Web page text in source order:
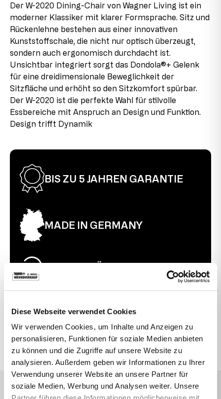
Diese Webseite verwendet Cookies
Wir verwenden Cookies, um Inhalte und Anzeigen zu
personalisieren, Funktionen für soziale Medien anbieten
zu können und die Zugriffe auf unsere Website zu
analysieren. Außerdem geben wir Informationen zu Ihrer
Verwendung unserer Website an unsere Partner für
soziale Medien, Werbung und Analysen weiter. Unsere
max. Nutzungsdauer 8 h
Rückenlehnenhöhe 36 cm
Sitzbreite
Sitzhöhe 47 cm
42 cm
86863 Langenneufnach
E-Mail: info@topstar.de
Telefon: 08239/789-0
Dieses Modell trägt das GS-Zeichen der Intertek in
Fürth und erfüllt in diesem Zusammenhang sämtliche
sicherheitsrelevanten Voraussetzungen.
Neuware mit Auslaufteilen
Dieses Produkt ist neu, enthält jedoch Teile, die aus
Restbeständen stammen, die aufgrund von
Sortimentänderungen oder Lieferantenwechseln nicht
mehr nachproduziert werden. Diese Auslaufteile
werden in den Produkten verbaut, was uns ermöglicht,
das Produkt zu günstigen Konditionen anzubieten.
2. Wahl
Dieser Artikel wurde bereits als Ausstellungsstück
verwendet. Es können leichte Montagespuren an den
Verbindungsstücken vorhanden sein, die jedoch im
Stuhl ist voll funktionstüchtig.
Der W-2020 Dining-Chair von Wagner Living ist ein
moderner Klassiker mit klarer Formsprache. Sitz und
Rückenlehne bestehen aus einer innovativen
Kunststoffschale, die nicht nur optisch überzeugt,
sondern auch ergonomisch durchdacht ist.
Unsichtbar integriert sorgt das Dondola®+ Gelenk
für eine dreidimensionale Beweglichkeit der
Sitzfläche und erhöht so den Sitzkomfort spürbar.
Der W-2020 ist die perfekte Wahl für stilvolle
Essbereiche mit Anspruch an Design und Funktion.
Design trifft Dynamik
BIS ZU 5 JAHREN GARANTIE
MADE IN GERMANY
30 TAGE RÜCKGABERECHT
Bewegte Drehstühle Büro Topstar
DAS SAGEN UNSERE KUNDEN